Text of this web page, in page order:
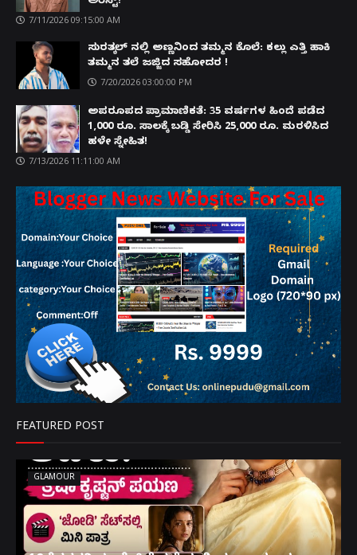
7/11/2026 09:15:00 AM
ಸುರತ್ಕಲ್ ನಲ್ಲಿ ಅಣ್ಣನಿಂದ ತಮ್ಮನ ಕೊಲೆ: ಕಲ್ಲು ಎತ್ತಿ ಹಾಕಿ
ತಮ್ಮನ ತಲೆ ಜಜ್ಜಿದ ಸಹೋದರ !
7/20/2026 03:00:00 PM
ಅಪರೂಪದ ಪ್ರಾಮಾಣಿಕತೆ: 35 ವರ್ಷಗಳ ಹಿಂದೆ ಪಡೆದ
1,000 ರೂ. ಸಾಲಕ್ಕೆ ಬಡ್ಡಿ ಸೇರಿಸಿ 25,000 ರೂ. ಮರಳಿಸಿದ
ಹಳೇ ಸ್ನೇಹಿತ!
7/13/2026 11:11:00 AM
FEATURED POST
GLAMOUR